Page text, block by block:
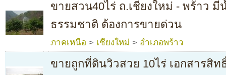
ขายสวน40ไร่ ถ.เชียงใหม่ - พร้าว
ธรรมชาติ ต้องการขายด่วน
ภาคเหนือ > เชียงใหม่ > อำเภอพร้าว
ขายถูกที่ดินวิวสวย 10ไร่ เอกสารสิ